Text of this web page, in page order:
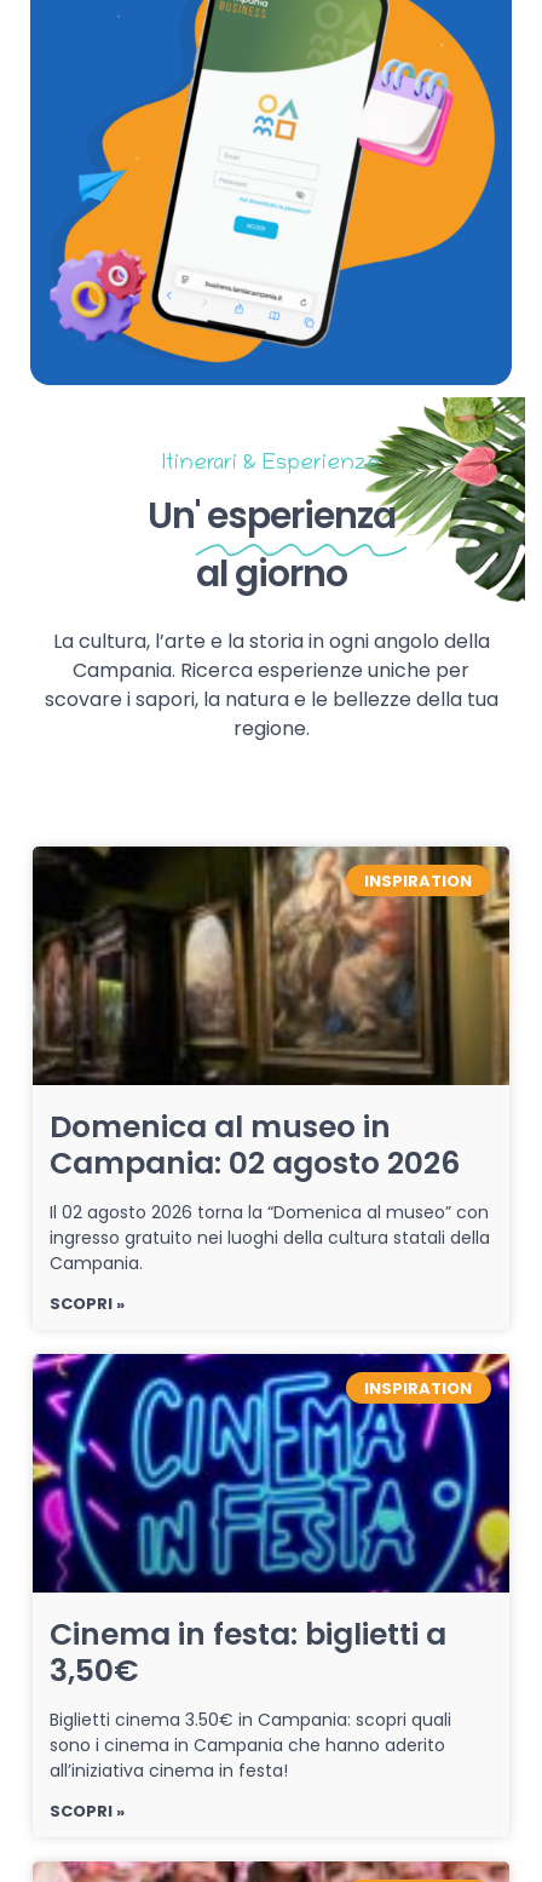
Itinerari & Esperienze
Un'esperienza
al giorno
La cultura, l’arte e la storia in ogni angolo della
Campania. Ricerca esperienze uniche per
scovare i sapori, la natura e le bellezze della tua
regione.
INSPIRATION
Domenica al museo in
Campania: 02 agosto 2026
Il 02 agosto 2026 torna la “Domenica al museo” con
ingresso gratuito nei luoghi della cultura statali della
Campania.
SCOPRI »
INSPIRATION
Cinema in festa: biglietti a
3,50€
Biglietti cinema 3.50€ in Campania: scopri quali
sono i cinema in Campania che hanno aderito
all’iniziativa cinema in festa!
SCOPRI »